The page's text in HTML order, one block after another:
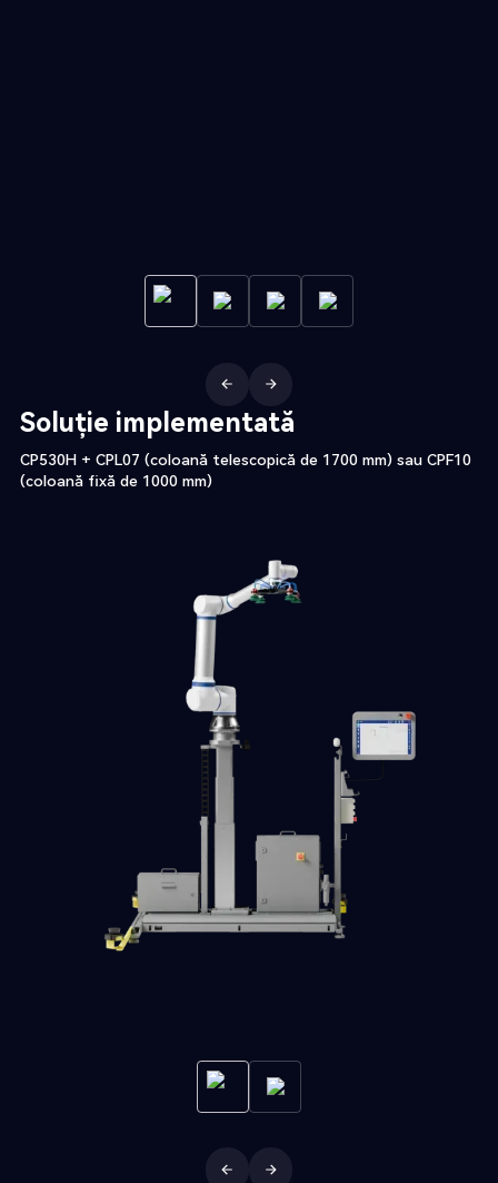
Soluție implementată
CP530H + CPL07 (coloană telescopică de 1700 mm) sau CPF10
(coloană fixă de 1000 mm)